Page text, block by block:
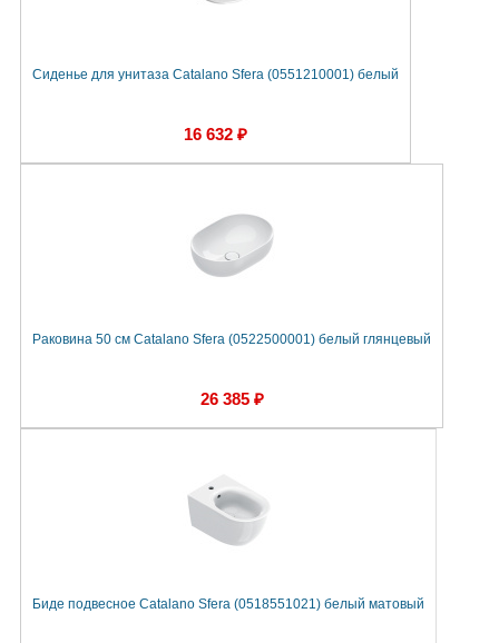
Сиденье для унитаза Catalano Sfera (0551210001) белый
16 632 ₽
Раковина 50 см Catalano Sfera (0522500001) белый глянцевый
26 385 ₽
Биде подвесное Catalano Sfera (0518551021) белый матовый